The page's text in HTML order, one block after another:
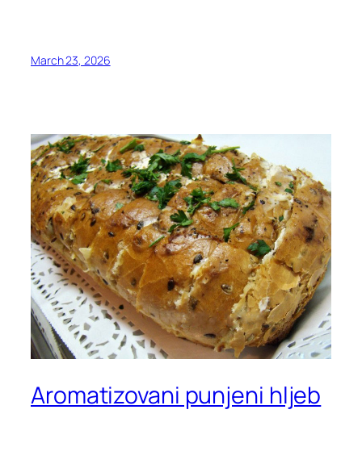
March 23, 2026
Aromatizovani punjeni hljeb